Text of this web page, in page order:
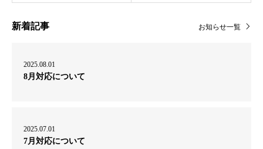
新着記事 お知らせ一覧
2025.08.01
8月対応について
2025.07.01
7月対応について